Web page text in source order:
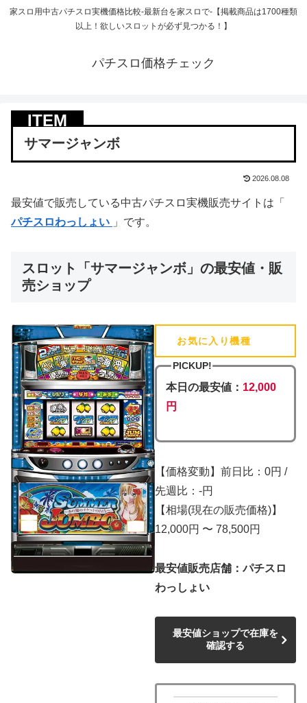
家スロ用中古パチスロ実機価格比較-最新台を家スロで-【掲載商品は1700種類
以上！欲しいスロットが必ず見つかる！】
パチスロ価格チェック
サマージャンボ
2026.08.08
最安値で販売している中古パチスロ実機販売サイトは「
パチスロわっしょい 」です。
スロット「サマージャンボ」の最安値・販
売ショップ
お気に入り機種
PICKUP!
本日の最安値： 12,000
円
【価格変動】前日比：0円 /
先週比：-円
【相場(現在の販売価格)】
12,000円 〜 78,500円
最安値販売店舗：パチスロ
わっしょい
最安値ショップで在庫を
確認する